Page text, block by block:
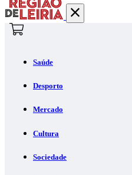
Saúde
Desporto
Mercado
Cultura
Sociedade